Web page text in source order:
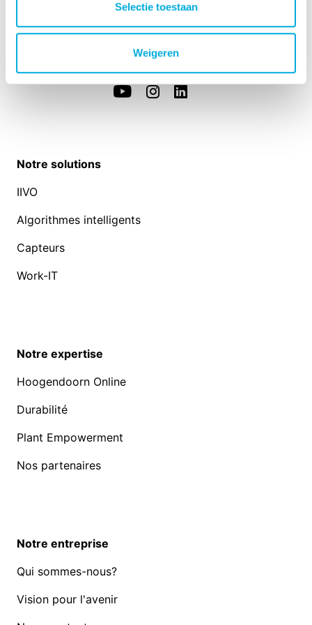
Selectie toestaan
Weigeren
Westlandseweg 190
info@hoogendoorn.com
+31 (0)10 - 460 80 80
Notre solutions
IIVO
Algorithmes intelligents
Capteurs
Work-IT
Notre expertise
Hoogendoorn Online
Durabilité
Plant Empowerment
Nos partenaires
Notre entreprise
Qui sommes-nous?
Vision pour l'avenir